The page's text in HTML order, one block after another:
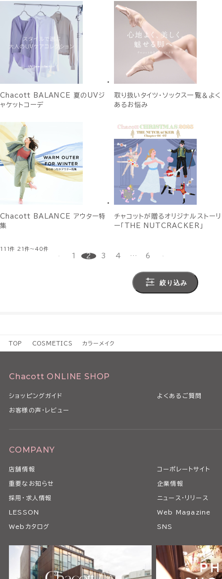
Chacott BALANCE 夏のUVジ
ャケットコーデ
取り扱いタイツ・ソックス一覧＆よく
あるお悩み
Chacott BALANCE アウター特
集
チャコットが贈るオリジナルストーリ
ー「THE NUTCRACKER」
111件 21件～40件
1 2 3 4 … 6
絞り込み
TOP COSMETICS カラーメイク
Chacott ONLINE SHOP
ショッピングガイド よくあるご質問
お客様の声・レビュー
COMPANY
店舗情報 コーポレートサイト
重要なお知らせ 企業情報
採用・求人情報 ニュース・リリース
LESSON Web Magazine
Webカタログ SNS